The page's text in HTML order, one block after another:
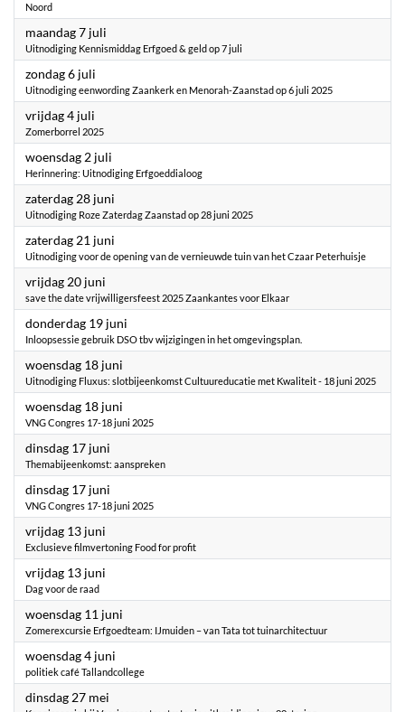
Noord
maandag 7 juli
Uitnodiging Kennismiddag Erfgoed & geld op 7 juli
zondag 6 juli
Uitnodiging eenwording Zaankerk en Menorah-Zaanstad op 6 juli 2025
vrijdag 4 juli
Zomerborrel 2025
woensdag 2 juli
Herinnering: Uitnodiging Erfgoeddialoog
zaterdag 28 juni
Uitnodiging Roze Zaterdag Zaanstad op 28 juni 2025
zaterdag 21 juni
Uitnodiging voor de opening van de vernieuwde tuin van het Czaar Peterhuisje
vrijdag 20 juni
save the date vrijwilligersfeest 2025 Zaankantes voor Elkaar
donderdag 19 juni
Inloopsessie gebruik DSO tbv wijzigingen in het omgevingsplan.
woensdag 18 juni
Uitnodiging Fluxus: slotbijeenkomst Cultuureducatie met Kwaliteit - 18 juni 2025
woensdag 18 juni
VNG Congres 17-18 juni 2025
dinsdag 17 juni
Themabijeenkomst: aanspreken
dinsdag 17 juni
VNG Congres 17-18 juni 2025
vrijdag 13 juni
Exclusieve filmvertoning Food for profit
vrijdag 13 juni
Dag voor de raad
woensdag 11 juni
Zomerexcursie Erfgoedteam: IJmuiden – van Tata tot tuinarchitectuur
woensdag 4 juni
politiek café Tallandcollege
dinsdag 27 mei